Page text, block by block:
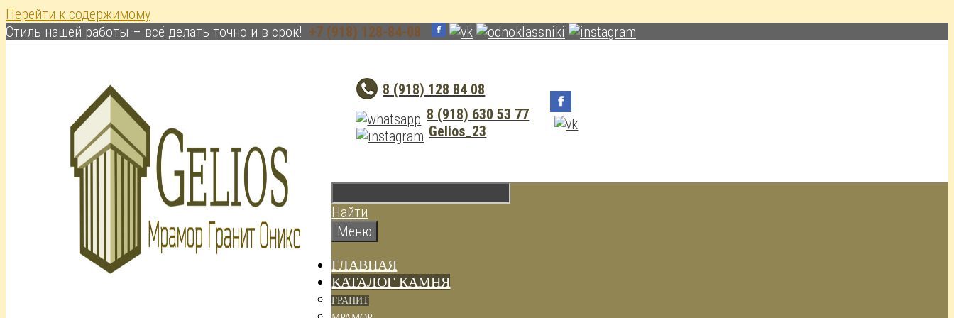
Перейти к содержимому
Cтиль нашей работы – всё делать точно и в срок! +7 (918) 128-84-08
8 (918) 128 84 08
8 (918) 630 53 77
Gelios_23
Найти
Меню
ГЛАВНАЯ
КАТАЛОГ КАМНЯ
ГРАНИТ